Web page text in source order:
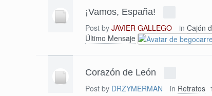
¡Vamos, España!
Post by JAVIER GALLEGO in Cajón
Último Mensaje
Corazón de León
Post by DRZYMERMAN in Retratos